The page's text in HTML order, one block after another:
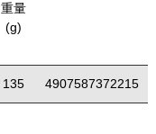
重量
(g)
135 4907587372215